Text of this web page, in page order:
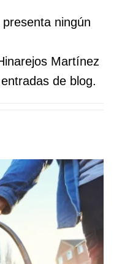
ningún
Martínez
de blog.